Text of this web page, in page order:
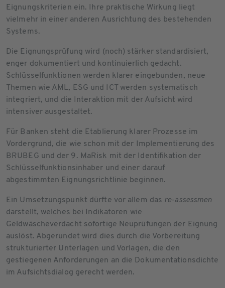
Eignungskriterien ein. Ihre praktische Wirkung liegt
vielmehr in einer anderen Ausrichtung des bestehenden
Systems.
Die Eignungsprüfung wird (noch) stärker standardisiert,
enger dokumentiert und kontinuierlich gedacht.
Schlüsselfunktionen werden klarer eingebunden, neue
Themen wie AML, ESG und ICT werden systematisch
integriert, und die Interaktion mit der Aufsicht wird
intensiver ausgestaltet.
Für Banken steht die Etablierung klarer Prozesse im
Vordergrund, die wie schon mit der Implementierung des
BRUBEG und der 9. MaRisk mit der Identifikation der
Schlüsselfunktionsinhaber und einer darauf
abgestimmten Eignungsrichtlinie beginnen.
Ein Umsetzungspunkt dürfte vor allem das re-assessmen
darstellt, welches bei Indikatoren wie
Geldwäscheverdacht sofortige Neuprüfungen der Eignung
auslöst. Abgerundet wird dies durch die Vorbereitung
strukturierter Unterlagen und Vorlagen, die den
gestiegenen Anforderungen an die Dokumentationsdichte
im Aufsichtsdialog gerecht werden.